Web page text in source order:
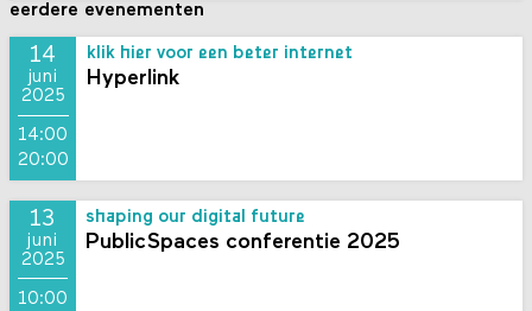
eerdere evenementen
14
juni
2025
14:00
20:00
klik hier voor een beter internet
Hyperlink
13
juni
2025
10:00
shaping our digital future
PublicSpaces conferentie 2025